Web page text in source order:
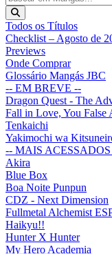
Todos os Títulos
Checklist – Agosto de
Previews
Onde Comprar
Glossário Mangás JBC
-- EM BREVE --
Dragon Quest - The
Fall in Love, You False
Tenkaichi
Yakimochi wa
-- MAIS
Akira
Blue Box
Boa Noite Punpun
CDZ - Next Dimension
Fullmetal Alchemist
Haikyu!!
Hunter X Hunter
My Hero Academia